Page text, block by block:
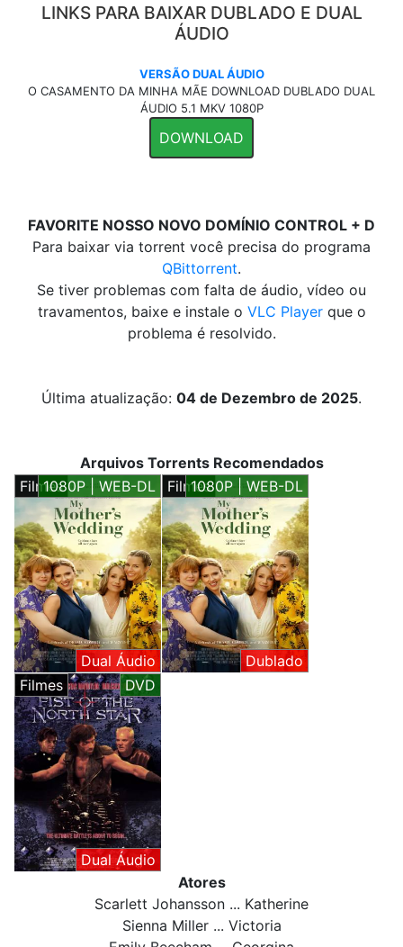
LINKS PARA BAIXAR DUBLADO E DUAL
ÁUDIO
VERSÃO DUAL ÁUDIO
O CASAMENTO DA MINHA MÃE DOWNLOAD DUBLADO DUAL
ÁUDIO 5.1 MKV 1080P
DOWNLOAD
FAVORITE NOSSO NOVO DOMÍNIO CONTROL + D
Para baixar via torrent você precisa do programa
QBittorrent.
Se tiver problemas com falta de áudio, vídeo ou
travamentos, baixe e instale o VLC Playerque o
problema é resolvido.
Última atualização: 04 de Dezembro de 2025.
Arquivos Torrents Recomendados
Filmes1080P | WEB-DL
Dual Áudio
Filmes1080P | WEB-DL
Dublado
Filmes
DVD
Dual Áudio
Atores
Scarlett Johansson ... Katherine
Sienna Miller ... Victoria